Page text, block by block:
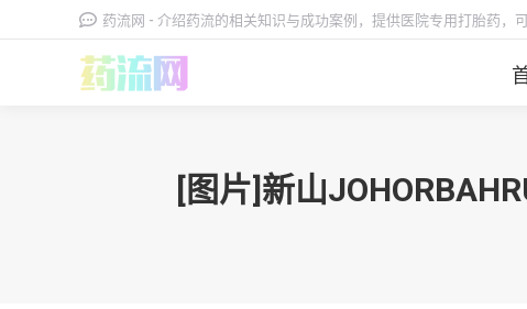
药流网 - 介绍药流的相关知识与成功案例，提供医院专用打胎药，
[图片]新山